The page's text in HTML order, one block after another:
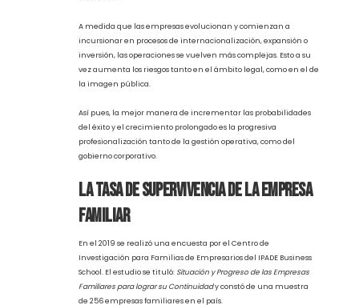
Al estar al frente de una empresa, creemos saber hacia dónde
damos cuenta de que es solamente una
necesidades van cambiando conforme las expectativas van
creciendo.
A medida que las empresas evolucionan y comienzan a
inversión, las operaciones se vuelven más complejas. Esto a su
vez aumenta los riesgos tanto en el ámbito legal, como en el de
la imagen pública.
Así pues, la mejor manera de incrementar las probabilidades
del éxito y el crecimiento prolongado es la progresiva
profesionalización tanto de la gestión operativa, como del